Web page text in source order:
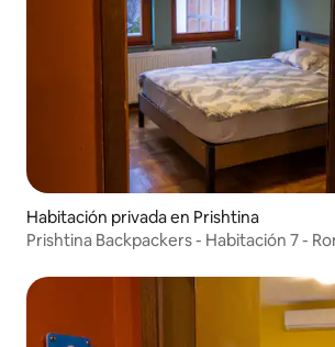
Habitación privada en Prishtina
Prishtina Backpackers - Habitación 7 -